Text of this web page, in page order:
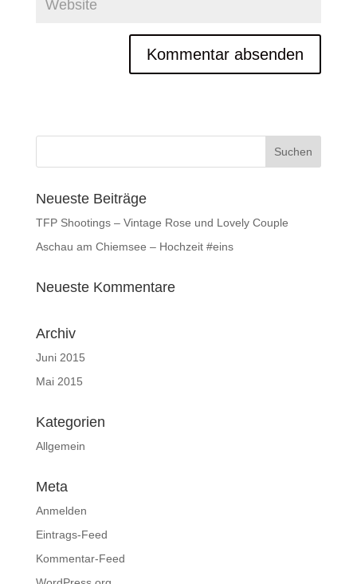
Neueste Beiträge
TFP Shootings – Vintage Rose und Lovely Couple
Aschau am Chiemsee – Hochzeit #eins
Neueste Kommentare
Archiv
Juni 2015
Mai 2015
Kategorien
Allgemein
Meta
Anmelden
Eintrags-Feed
Kommentar-Feed